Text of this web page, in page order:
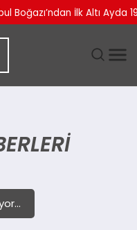
Boğazı’ndan İlk Altı Ayda